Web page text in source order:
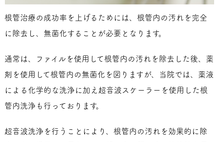
根管治療の成功率を上げるためには、根管内の汚れを完全
に除去し、無菌化することが必要となります。
通常は、ファイルを使用して根管内の汚れを除去した後、薬
剤を使用して根管内の無菌化を図りますが、当院では、薬液
による化学的な洗浄に加え超音波スケーラーを使用した根
管内洗浄も行っております。
超音波洗浄を行うことにより、根管内の汚れを効果的に除